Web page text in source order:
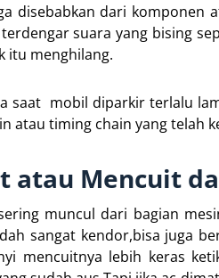
disebabkan dari komponen
suara yang bising
itu menghilang.
saat mobil diparkir terlalu
atau timing chain yang telah
atau Mencuit
muncul dari bagian
sangat kendor,bisa juga
mencuitnya lebih keras